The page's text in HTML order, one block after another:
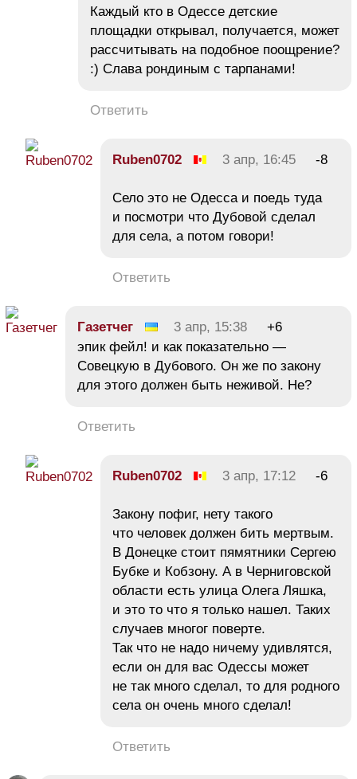
Каждый кто в Одессе детские
площадки открывал, получается, может
рассчитывать на подобное поощрение?
:) Слава рондиным с тарпанами!
Ответить
Ruben0702 3 апр, 16:45 -8
Село это не Одесса и поедь туда
и посмотри что Дубовой сделал
для села, а потом говори!
Ответить
Газетчег 3 апр, 15:38
+6
эпик фейл! и как показательно —
Совецкую в Дубового. Он же по закону
для этого должен быть неживой. Не?
Ответить
Ruben0702 3 апр, 17:12 -6
Закону пофиг, нету такого
что человек должен бить мертвым.
В Донецке стоит пямятники Сергею
Бубке и Кобзону. А в Черниговской
области есть улица Олега Ляшка,
и это то что я только нашел. Таких
случаев многог поверте.
Так что не надо ничему удивлятся,
если он для вас Одессы может
не так много сделал, то для родного
села он очень много сделал!
Ответить